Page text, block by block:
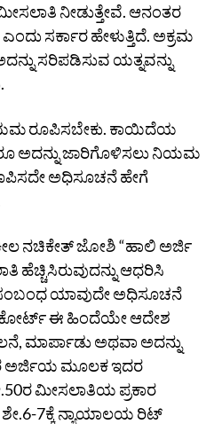
ನೀಡುತ್ತೇವೆ. ಆನಂತರ
ಸರ್ಕಾರ ಹೇಳುತ್ತಿದೆ. ಅಕ್ರಮ
ಸರಿಪಡಿಸುವ ಯತ್ನವನ್ನು
ರೂಪಿಸಬೇಕು. ಕಾಯಿದೆಯ
ಅದನ್ನು ಜಾರಿಗೊಳಿಸಲು ನಿಯಮ
ಅಧಿಸೂಚನೆ ಹೇಗೆ
ನಚಿಕೇತ್‌ ಜೋಶಿ “ಹಾಲಿ ಅರ್ಜಿ
ಹೆಚ್ಚಿಸಿರುವುದನ್ನು ಆಧರಿಸಿ
ಯಾವುದೇ ಅಧಿಸೂಚನೆ
ಈ ಹಿಂದೆಯೇ ಆದೇಶ
ಮಾರ್ಪಾಡು ಅಥವಾ ಅದನ್ನು
ಅರ್ಜಿಯ ಮೂಲಕ ಇದರ
ಮೀಸಲಾತಿಯ ಪ್ರಕಾರ
7ಕ್ಕೆ ನ್ಯಾಯಾಲಯ ರಿಟ್‌